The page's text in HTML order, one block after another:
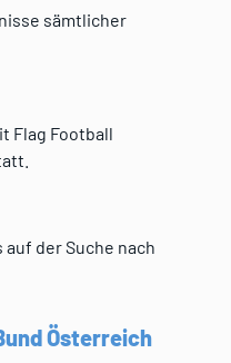
sämtlicher
Flag Football
der Suche nach
Österreich